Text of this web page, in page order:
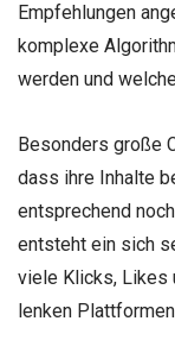
Empfehlungen
komplexe
werden und
Besonders große
dass ihre Inhalte
entsprechend
entsteht ein sich
viele Klicks, Likes
lenken